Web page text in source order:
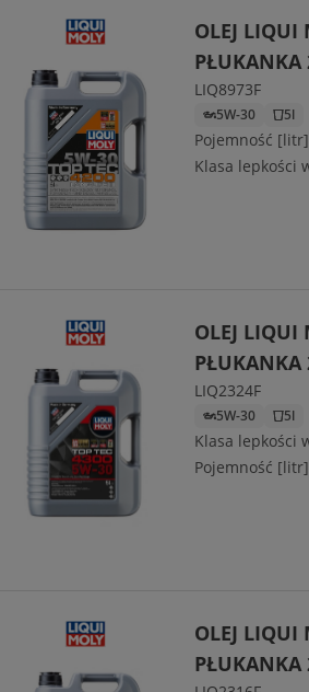
OLEJ LIQUI
PŁUKANKA
LIQ8973F
5l
5W-30
Pojemność
Klasa lepkości
OLEJ LIQUI
PŁUKANKA
LIQ2324F
5W-30 5l
Klasa lepkości
Pojemność
OLEJ LIQUI
PŁUKANKA